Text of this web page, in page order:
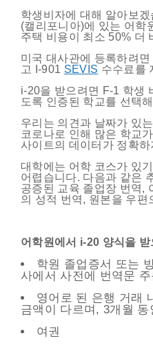
학생비자에 대해 알아보
(캘리포니아)에 있는 어학
주택 비용이 최소 50% 더
미국 대사관에 등록하려
고 I-901 SEVIS 수수료를
i-20을 받으려면 F-1 학생
도록 인증된 학교를 선택
우리는 의견과 날짜가 있
코로나로 인해 많은 학교
사이트의 데이터가 정확
대학에는 어학 코스가 있
어렵습니다. 다음과 같은
공증된 교육 졸업장 번역,
의 성적 번역, 원본을 우
어학원에서 i-20 양식을
학원 졸업증서 또는
사에서 사전에 번역문
영어로 된 은행 거래
금액이 다르며, 3개월 동
여권